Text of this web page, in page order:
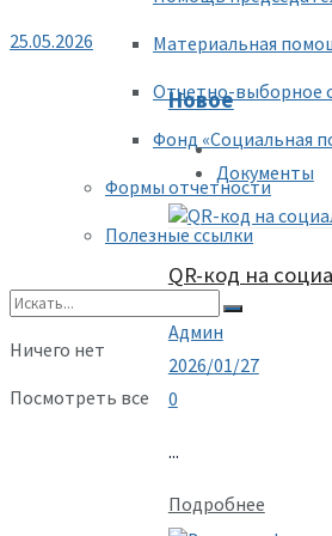
Материальная
Отчетно-выборное
Фонд «Социальная
Формы отчетности
Полезные ссылки
Ничего нет
Посмотреть все
25.05.2026
Новое
Документы
QR-код на
Админ
2026/01/27
0
...
Подробнее